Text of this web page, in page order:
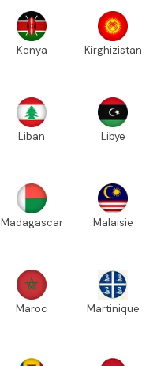
Kenya Kirghizistan
Liban Libye
Madagascar Malaisie
Maroc Martinique